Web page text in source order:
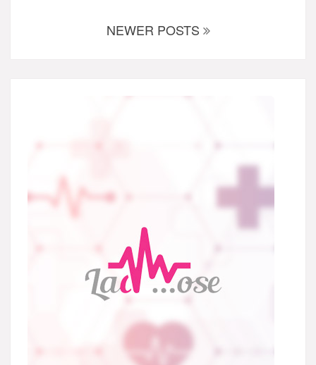
NEWER POSTS